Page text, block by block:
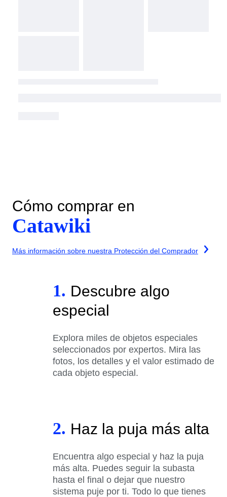
Cómo comprar en
Catawiki
Más información sobre nuestra Protección del Comprador
1. Descubre algo
especial
Explora miles de objetos especiales
seleccionados por expertos. Mira las
fotos, los detalles y el valor estimado de
cada objeto especial.
2. Haz la puja más alta
Encuentra algo especial y haz la puja
más alta. Puedes seguir la subasta
hasta el final o dejar que nuestro
sistema puje por ti. Todo lo que tienes